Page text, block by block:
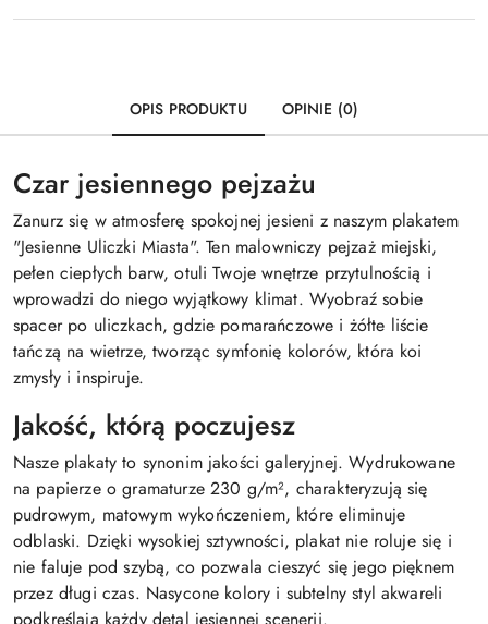
OPIS PRODUKTU OPINIE (0)
Czar jesiennego pejzażu
Zanurz się w atmosferę spokojnej jesieni z naszym plakatem
"Jesienne Uliczki Miasta". Ten malowniczy pejzaż miejski,
pełen ciepłych barw, otuli Twoje wnętrze przytulnością i
wprowadzi do niego wyjątkowy klimat. Wyobraź sobie
spacer po uliczkach, gdzie pomarańczowe i żółte liście
tańczą na wietrze, tworząc symfonię kolorów, która koi
zmysły i inspiruje.
Jakość, którą poczujesz
Nasze plakaty to synonim jakości galeryjnej. Wydrukowane
na papierze o gramaturze 230 g/m², charakteryzują się
pudrowym, matowym wykończeniem, które eliminuje
odblaski. Dzięki wysokiej sztywności, plakat nie roluje się i
nie faluje pod szybą, co pozwala cieszyć się jego pięknem
przez długi czas. Nasycone kolory i subtelny styl akwareli